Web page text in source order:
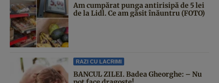
Am cumpărat punga antirisipă de 5 lei
de la Lidl. Ce am găsit înăuntru (FOTO)
RAZI CU LACRIMI
BANCUL ZILEI. Badea Gheorghe: – Nu